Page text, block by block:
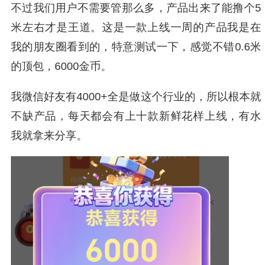
不过我们用户不需要管那么多，产品出来了能撸个5
米左右才是王道。这是一款上线一周的产品我是在
我的朋友圈看到的，特意测试一下，感觉不错0.6米
的顶包，6000金币。
我微信好友有4000+全是做这个行业的，所以根本就
不缺产品，每天都会有上十款新鲜花样上线，有水
我就拿来分享。